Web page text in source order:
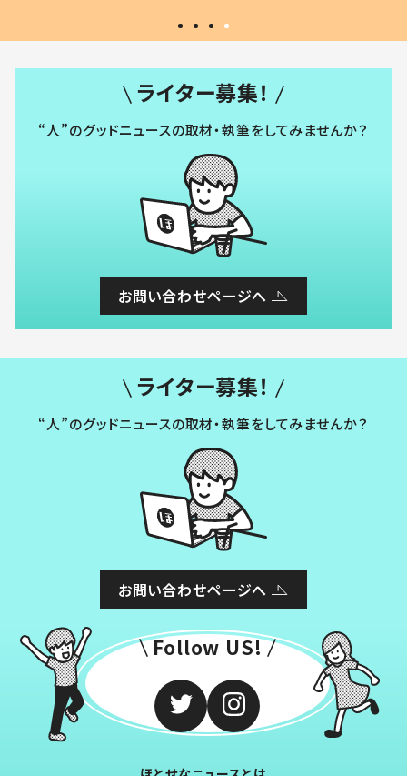
ライター募集！
“人”のグッドニュースの取材・執筆をしてみませんか？
お問い合わせページへ
ライター募集！
“人”のグッドニュースの取材・執筆をしてみませんか？
お問い合わせページへ
Follow US!